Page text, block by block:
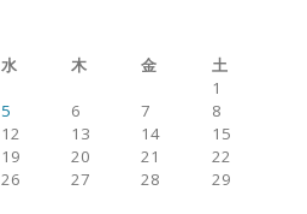
水 木 金
土
1
5 6 7
8
12 13 14
15
19 20 21
22
26 27 28
29